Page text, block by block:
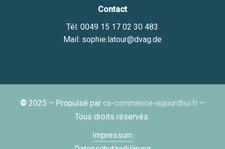
Contact
Tél: 0049 15 17 02 30 483
Mail: sophie.latour@dvag.de
© 2025 – Propulsé par ca-commence-aujourdhui.fr–
Tous droits réservés.
Impressum